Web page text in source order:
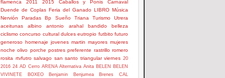
flamenca
2011 2015 Caballos y Ponis
Carnaval
Duende de Coplas Feria del Ganado LIBRO Música
Nervión
Paradas Bp Sueño Triana Turismo
Utrera
aceitunas
albino antonio arahal bandido
belleza
ciclismo concurso cultural dulces eutropio futbito futuro
generoso homenaje jovenes martin mayores mujeres
noche olivo porche postres preferente rastrillo romero
rosita rtvfutro salvago san santo triangular viernes 20
2016 24 AD Cerro ARENA Alternativa Anita BELEN
BELEN
VIVINETE
BOXEO Benjamin Benjumea Brenes
CAL